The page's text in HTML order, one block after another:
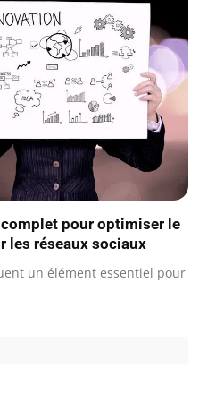
pour optimiser le
les réseaux sociaux
un élément essentiel pour